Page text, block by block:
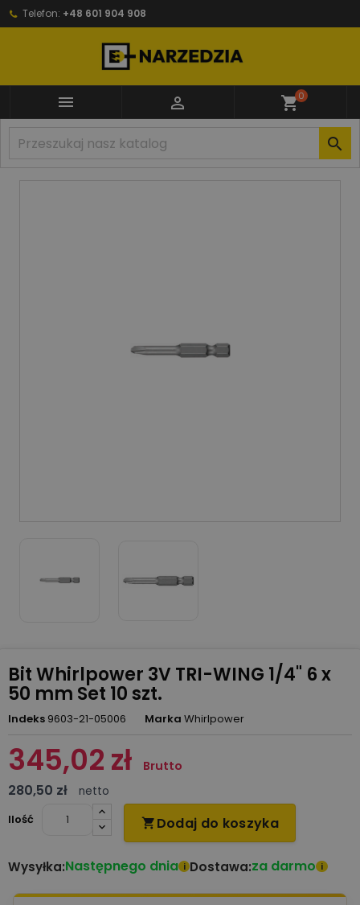
Telefon: +48 601 904 908
  shopping_cart0

Bit Whirlpower 3V TRI-WING 1/4" 6 x
50 mm Set 10 szt.
Indeks 9603-21-05006 Marka Whirlpower
345,02 zł Brutto
280,50 zł
netto
Ilość
 Dodaj do koszyka
Wysyłka:Następnego dnia i Dostawa:za darmo i